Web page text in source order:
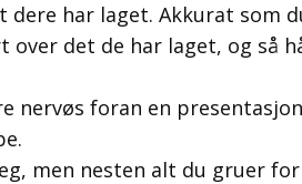
har laget. Akkurat som
over det de har laget, og så
nervøs foran en
men nesten alt du gruer